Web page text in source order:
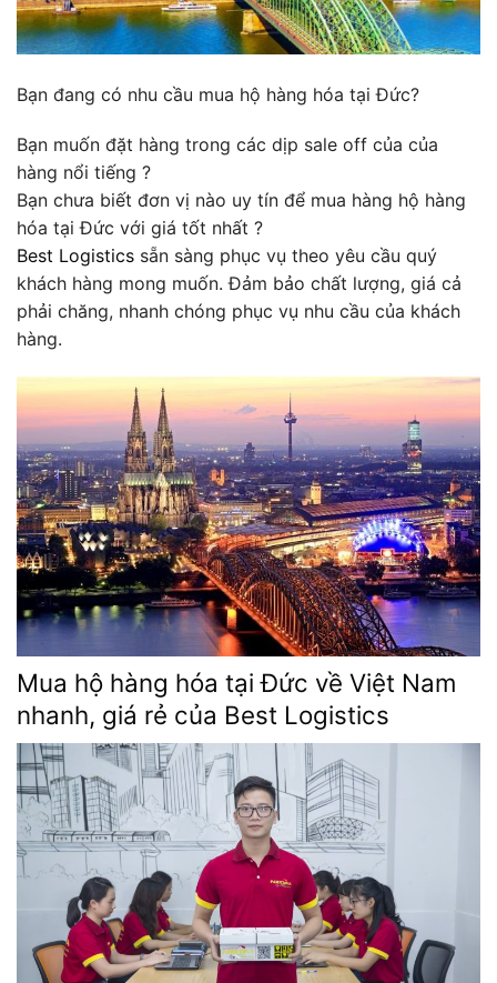
Bạn đang có nhu cầu mua hộ hàng hóa tại Đức?
Bạn muốn đặt hàng trong các dịp sale off của của
hàng nổi tiếng ?
Bạn chưa biết đơn vị nào uy tín để mua hàng hộ hàng
hóa tại Đức với giá tốt nhất ?
Best Logistics sẵn sàng phục vụ theo yêu cầu quý
khách hàng mong muốn. Đảm bảo chất lượng, giá cả
phải chăng, nhanh chóng phục vụ nhu cầu của khách
hàng.
Mua hộ hàng hóa tại Đức về Việt Nam
nhanh, giá rẻ của Best Logistics